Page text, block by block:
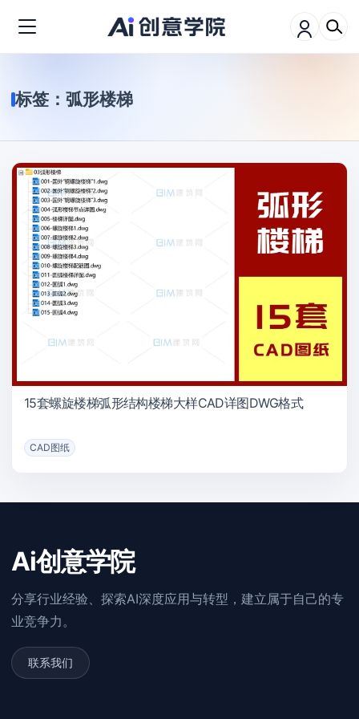
标签： 弧形楼梯
15套螺旋楼梯弧形结构楼梯大样CAD详图DWG格式
CAD图纸
Ai创意学院
分享行业经验、探索AI深度应用与转型，建立属于自己的专
业竞争力。
联系我们